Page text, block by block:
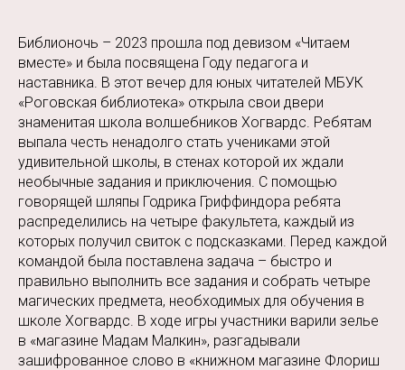
Библионочь – 2023 прошла под девизом «Читаем
вместе» и была посвящена Году педагога и
наставника. В этот вечер для юных читателей МБУК
«Роговская библиотека» открыла свои двери
знаменитая школа волшебников Хогвардс. Ребятам
выпала честь ненадолго стать учениками этой
удивительной школы, в стенах которой их ждали
необычные задания и приключения. С помощью
говорящей шляпы Годрика Гриффиндора ребята
распределились на четыре факультета, каждый из
которых получил свиток с подсказками. Перед каждой
командой была поставлена задача – быстро и
правильно выполнить все задания и собрать четыре
магических предмета, необходимых для обучения в
школе Хогвардс. В ходе игры участники варили зелье
в «магазине Мадам Малкин», разгадывали
зашифрованное слово в «книжном магазине Флориш